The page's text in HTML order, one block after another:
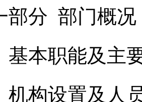
部分 部门概况
基本职能及主
机构设置及人